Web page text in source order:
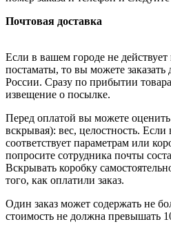
Почтовая доставка
Если в вашем городе не действует
постаматы, то вы можете заказать
России. Сразу по прибытии
извещение о посылке.
Перед оплатой вы можете
вскрывая): вес, целостность. Если
соответствует параметрам или
попросите сотрудника почты
Вскрывать коробку
того, как оплатили заказ.
Один заказ может содержать не
стоимость не должна превышать